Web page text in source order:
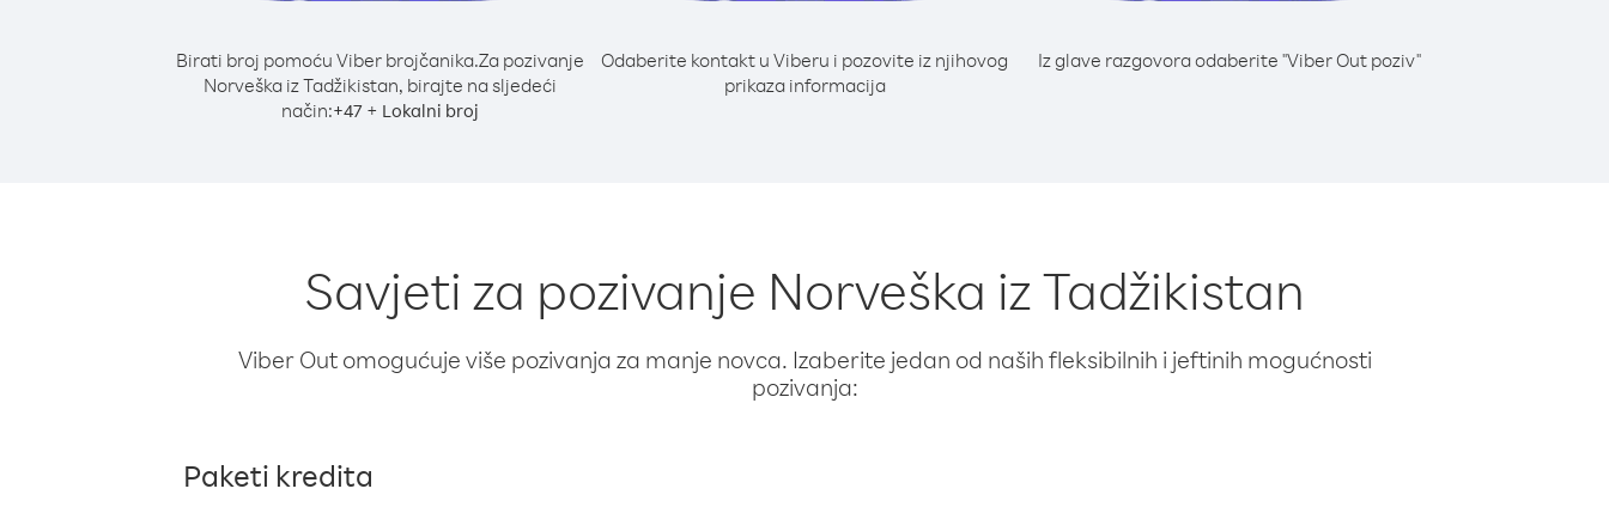
Birati broj pomoću Viber brojčanika.Za pozivanje
Norveška iz Tadžikistan, birajte na sljedeći
način:+47+ Lokalni broj
Odaberite kontakt u Viberu i pozovite iz njihovog
prikaza informacija
Iz glave razgovora odaberite "Viber Out poziv"
Savjeti za pozivanje Norveška iz Tadžikistan
Viber Out omogućuje više pozivanja za manje novca. Izaberite jedan od naših fleksibilnih i jeftinih mogućnosti
pozivanja:
Paketi kredita